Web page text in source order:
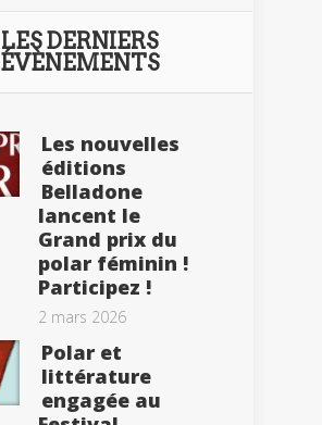
LES DERNIERS
ÉVÈNEMENTS
Les nouvelles
éditions
Belladone
lancent le
Grand prix du
polar féminin !
Participez !
2 mars 2026
Polar et
littérature
engagée au